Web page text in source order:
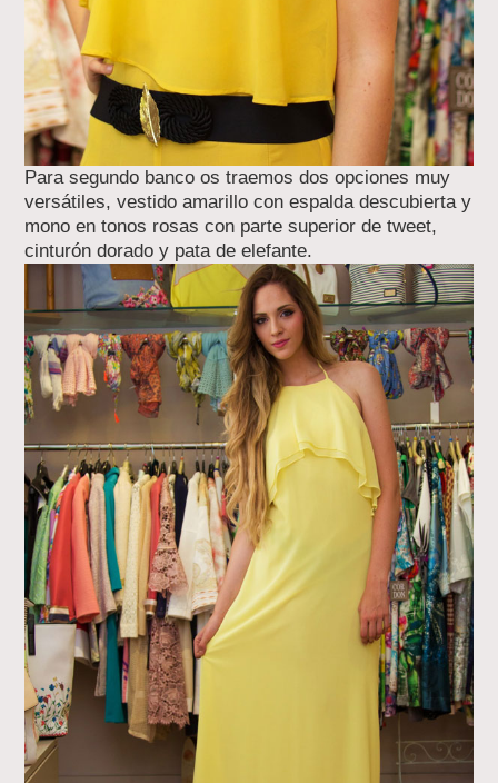
Para segundo banco os traemos dos opciones muy
versátiles, vestido amarillo con espalda descubierta y
mono en tonos rosas con parte superior de tweet,
cinturón dorado y pata de elefante.